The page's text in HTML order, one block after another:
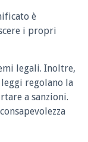
è
i propri
legali. Inoltre,
regolano la
a sanzioni.